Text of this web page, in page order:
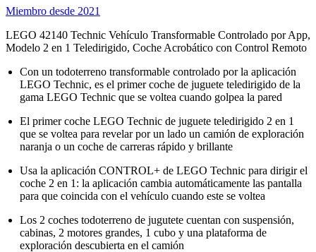
Miembro desde 2021
LEGO 42140 Technic Vehículo Transformable Controlado por App,
Modelo 2 en 1 Teledirigido, Coche Acrobático con Control Remoto
Con un todoterreno transformable controlado por la aplicación
LEGO Technic, es el primer coche de juguete teledirigido de la
gama LEGO Technic que se voltea cuando golpea la pared
El primer coche LEGO Technic de juguete teledirigido 2 en 1
que se voltea para revelar por un lado un camión de exploración
naranja o un coche de carreras rápido y brillante
Usa la aplicación CONTROL+ de LEGO Technic para dirigir el
coche 2 en 1: la aplicación cambia automáticamente las pantalla
para que coincida con el vehículo cuando este se voltea
Los 2 coches todoterreno de jugutete cuentan con suspensión,
cabinas, 2 motores grandes, 1 cubo y una plataforma de
exploración descubierta en el camión